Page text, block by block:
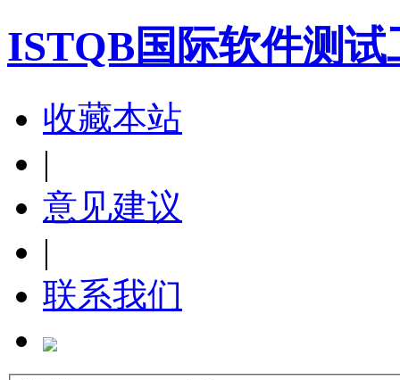
ISTQB国际软件测试
收藏本站
|
意见建议
|
联系我们